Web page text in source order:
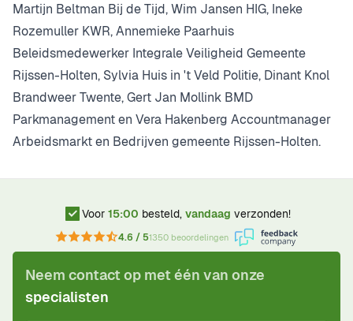
Martijn Beltman Bij de Tijd, Wim Jansen HIG, Ineke
Rozemuller KWR, Annemieke Paarhuis
Beleidsmedewerker Integrale Veiligheid Gemeente
Rijssen-Holten, Sylvia Huis in 't Veld Politie, Dinant Knol
Brandweer Twente, Gert Jan Mollink BMD
Parkmanagement en Vera Hakenberg Accountmanager
Arbeidsmarkt en Bedrijven gemeente Rijssen-Holten.
Voor 15:00 besteld, vandaag verzonden!
4.6 / 51350 beoordelingen
Neem contact op met één van onze
specialisten